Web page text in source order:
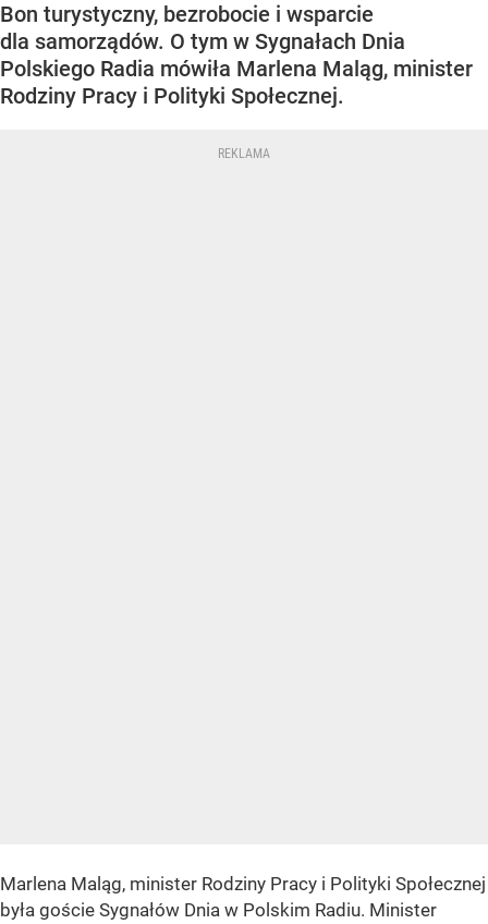
Bon turystyczny, bezrobocie i wsparcie
dla samorządów. O tym w Sygnałach Dnia
Polskiego Radia mówiła Marlena Maląg, minister
Rodziny Pracy i Polityki Społecznej.
Marlena Maląg, minister Rodziny Pracy i Polityki Społecznej
była goście Sygnałów Dnia w Polskim Radiu. Minister